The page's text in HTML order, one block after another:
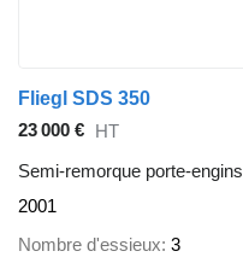
Fliegl SDS 350
23 000 € HT
Semi-remorque porte-engins
2001
Nombre d'essieux 3